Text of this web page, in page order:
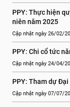
PPY: Thực hiện
niên năm 2025
Cập nhật ngày 26/02/
PPY: Chi cổ tức
Cập nhật ngày 24/04/
PPY: Tham dự
Cập nhật ngày 07/07/